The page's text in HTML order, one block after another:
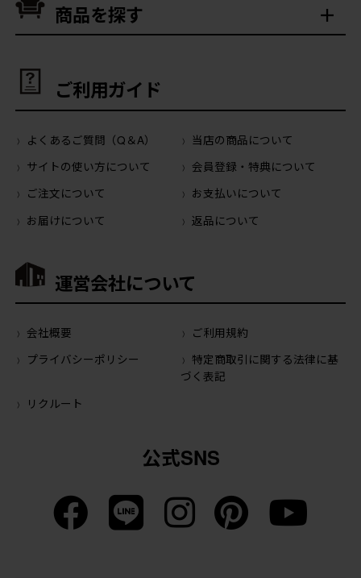
商品を探す
ご利用ガイド
よくあるご質問（Q＆A）
当店の商品について
サイトの使い方について
会員登録・特典について
ご注文について
お支払いについて
お届けについて
返品について
運営会社について
会社概要
ご利用規約
プライバシーポリシー
特定商取引に関する法律に基
づく表記
リクルート
公式SNS